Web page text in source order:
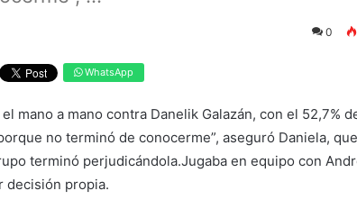
0
WhatsApp
mano a mano contra Danelik Galazán, con el 52,7%
no terminó de conocerme”, aseguró Daniela, que
terminó perjudicándola.Jugaba en equipo con
decisión propia.